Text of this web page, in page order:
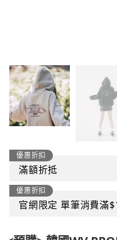
優惠折扣
滿額折抵
優惠折扣
官網限定 單筆消費滿